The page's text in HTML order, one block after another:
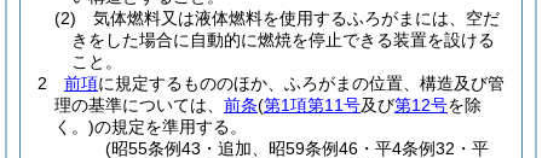
(2)
気体燃料又は液体燃料を使用するふろがまには、空だ
きをした場合に自動的に燃焼を停止できる装置を設ける
こと。
2
前項に規定するもののほか、ふろがまの位置、構造及び管
理の基準については、 前条(第1項第11号及び第12号を除
く。)の規定を準用する。
(昭55条例43・追加、昭59条例46・平4条例32・平